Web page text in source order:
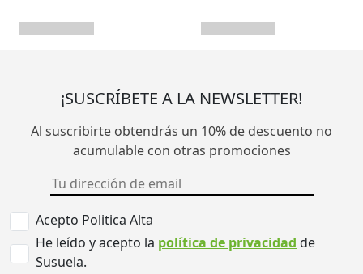
¡SUSCRÍBETE A LA NEWSLETTER!
Al suscribirte obtendrás un 10% de descuento no
acumulable con otras promociones
Acepto Politica Alta
He leído y acepto la política de privacidad de
Susuela.